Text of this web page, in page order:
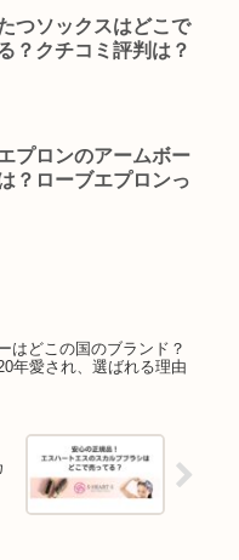
つソックスはどこで
？クチコミ評判は？
プロンのアームボー
？ローブエプロンっ
はどこの国のブランド？
年愛され、選ばれる理由